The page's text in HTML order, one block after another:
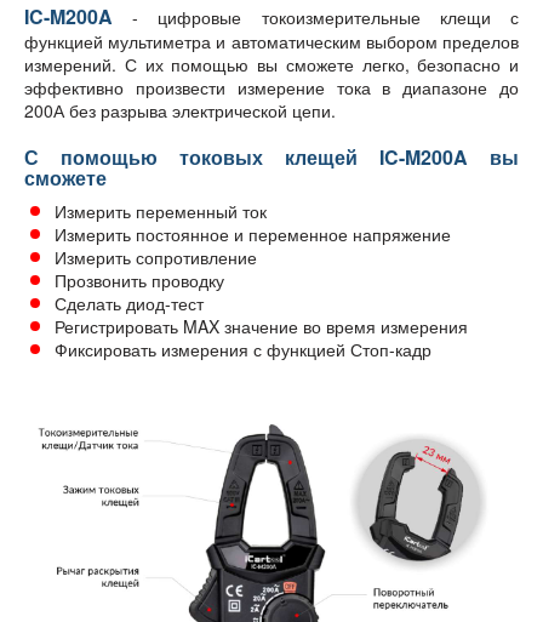
IC-M200A - цифровые токоизмерительные клещи с
функцией мультиметра и автоматическим выбором пределов
измерений. С их помощью вы сможете легко, безопасно и
эффективно произвести измерение тока в диапазоне до
200А без разрыва электрической цепи.
С помощью токовых клещей IC-M200A вы
сможете
Измерить переменный ток
Измерить постоянное и переменное напряжение
Измерить сопротивление
Прозвонить проводку
Сделать диод-тест
Регистрировать MAX значение во время измерения
Фиксировать измерения с функцией Стоп-кадр